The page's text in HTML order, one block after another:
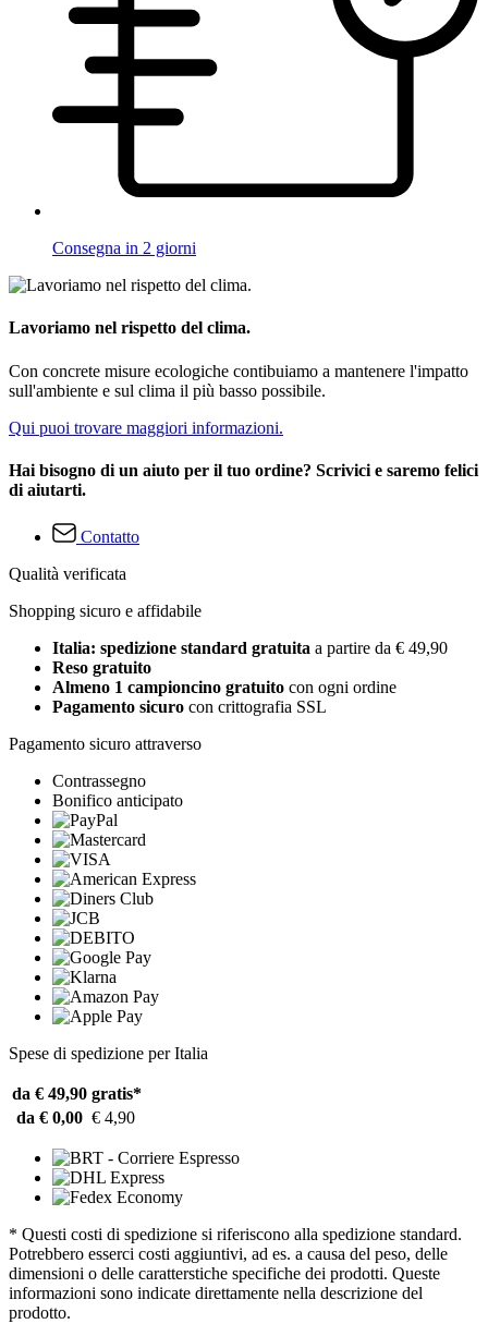
Consegna in 2 giorni
Lavoriamo nel rispetto del clima.
Con concrete misure ecologiche contibuiamo a mantenere l'impatto
sull'ambiente e sul clima il più basso possibile.
Qui puoi trovare maggiori informazioni.
Hai bisogno di un aiuto per il tuo ordine? Scrivici e saremo felici
di aiutarti.
Contatto
Qualità verificata
Shopping sicuro e affidabile
Italia: spedizione standard gratuita a partire da € 49,90
Reso gratuito
Almeno 1 campioncino gratuito con ogni ordine
Pagamento sicuro con crittografia SSL
Pagamento sicuro attraverso
Contrassegno
Bonifico anticipato
Spese di spedizione per Italia
da € 49,90 gratis*
da € 0,00 € 4,90
* Questi costi di spedizione si riferiscono alla spedizione standard.
Potrebbero esserci costi aggiuntivi, ad es. a causa del peso, delle
dimensioni o delle caratterstiche specifiche dei prodotti. Queste
informazioni sono indicate direttamente nella descrizione del
prodotto.